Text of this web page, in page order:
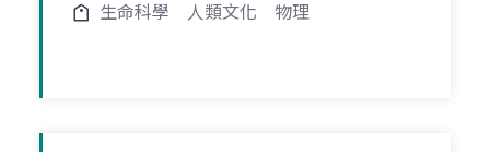
生命科學 人類文化 物理